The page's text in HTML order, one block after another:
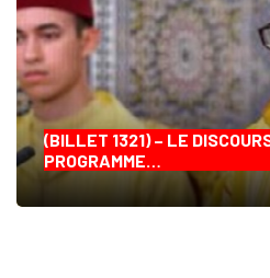
(BILLET 1321) – LE
PROGRAMME…